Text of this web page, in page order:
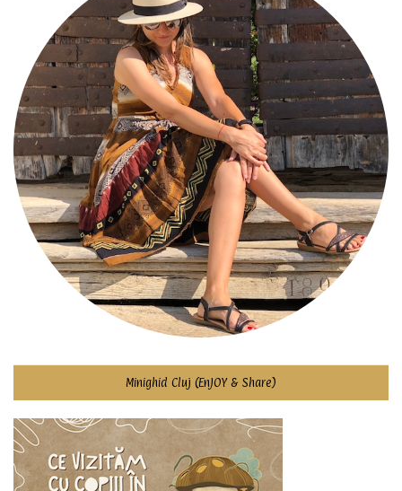
Minighid Cluj (EnJOY & Share)